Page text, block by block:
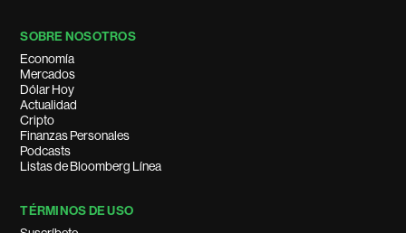
SOBRE NOSOTROS
Economía
Mercados
Dólar Hoy
Actualidad
Cripto
Finanzas Personales
Podcasts
Listas de Bloomberg Línea
TÉRMINOS DE USO